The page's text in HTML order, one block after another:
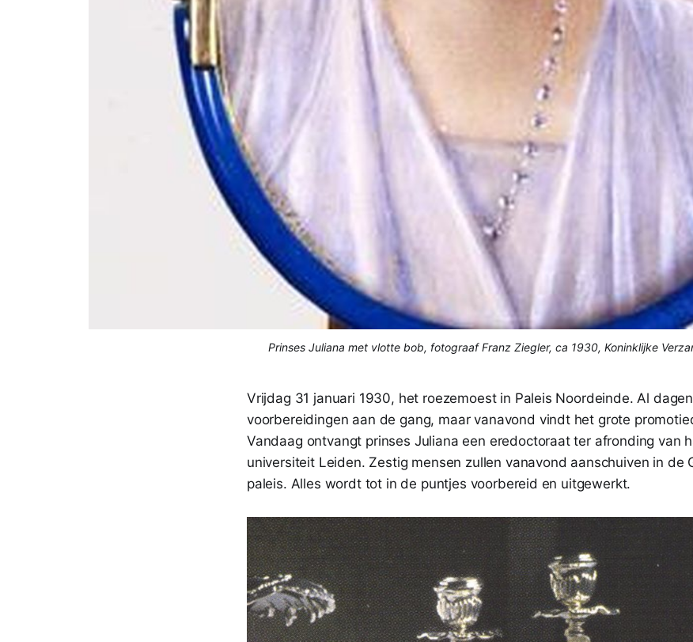
Prinses Juliana met vlotte bob, fotograaf Franz Ziegler, ca 1930, Koninklijke
Vrijdag 31 januari 1930, het roezemoest in Paleis Noordeinde. Al
voorbereidingen aan de gang, maar vanavond vindt het grote
Vandaag ontvangt prinses Juliana een eredoctoraat ter afronding van
universiteit Leiden. Zestig mensen zullen vanavond aanschuiven in de
paleis. Alles wordt tot in de puntjes voorbereid en uitgewerkt.